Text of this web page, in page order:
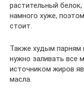
растительный
намного хуже,
стоит.
Также худым парням
нужно заливать все
источником жиров
масла.